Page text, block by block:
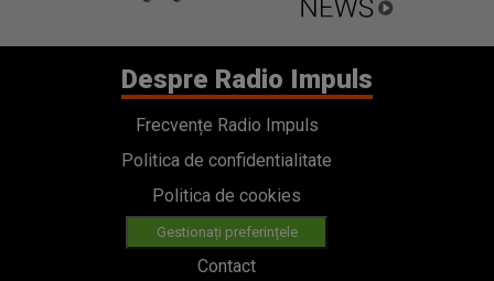
Despre Radio Impuls
Frecvențe Radio Impuls
Politica de confidentialitate
Politica de cookies
Gestionați preferințele
Contact